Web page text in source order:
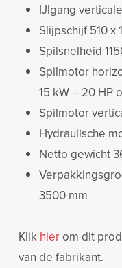
IJlgang
Slijpschijf 510 x
Spilsnelheid
Spilmotor
15 kW – 20 HP
Spilmotor
Hydraulische
Netto gewicht
3500 mm
Klik hierom dit
van de fabrikant.